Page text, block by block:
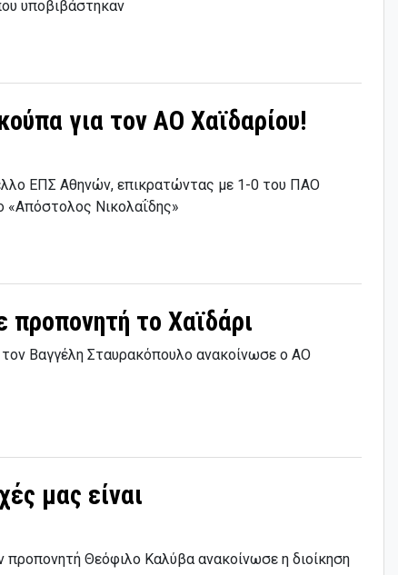
υποβιβάστηκαν
για τον ΑΟ Χαϊδαρίου!
ΕΠΣ Αθηνών, επικρατώντας με 1-0 του ΠΑΟ
«Απόστολος Νικολαΐδης»
προπονητή το Χαϊδάρι
τον Βαγγέλη Σταυρακόπουλο ανακοίνωσε ο ΑΟ
μας είναι
προπονητή Θεόφιλο Καλύβα ανακοίνωσε η διοίκηση